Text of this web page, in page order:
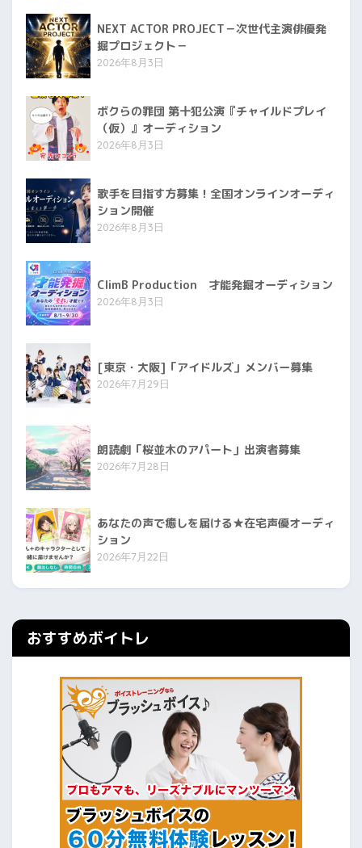
NEXT ACTOR PROJECT－次世代主演俳優発
掘プロジェクト－
2026年8月3日
ボクらの罪団 第十犯公演『チャイルドプレイ
（仮）』オーディション
2026年8月3日
歌手を目指す方募集！全国オンラインオーディ
ション開催
2026年8月3日
ClimB Production 才能発掘オーディション
2026年8月3日
[東京・大阪]「アイドルズ」メンバー募集
2026年7月29日
朗読劇「桜並木のアパート」出演者募集
2026年7月28日
あなたの声で癒しを届ける★在宅声優オーディ
ション
2026年7月22日
おすすめボイトレ